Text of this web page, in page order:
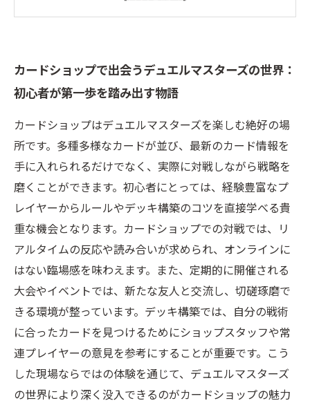
頂点を目指して：大会参加と最新カード情報で
境で広がるデュエルマスターズの楽しみ
カードショップでのデュエルマスターズ体験の
まとめ：初心者から上級者への道しるべ
カードショップおすすめカード紹介：今注目の
デュエルマスターズカード5選
初心者も安心！カードショップで始めるデュエ
ルマスターズ入門ガイド
カードショップで出会うデュエルマスターズの世界：
初心者が第一歩を踏み出す物語
カードショップはデュエルマスターズを楽しむ絶好の場
所です。多種多様なカードが並び、最新のカード情報を
手に入れられるだけでなく、実際に対戦しながら戦略を
磨くことができます。初心者にとっては、経験豊富なプ
レイヤーからルールやデッキ構築のコツを直接学べる貴
重な機会となります。カードショップでの対戦では、リ
アルタイムの反応や読み合いが求められ、オンラインに
はない臨場感を味わえます。また、定期的に開催される
大会やイベントでは、新たな友人と交流し、切磋琢磨で
きる環境が整っています。デッキ構築では、自分の戦術
に合ったカードを見つけるためにショップスタッフや常
連プレイヤーの意見を参考にすることが重要です。こう
した現場ならではの体験を通じて、デュエルマスターズ
の世界により深く没入できるのがカードショップの魅力